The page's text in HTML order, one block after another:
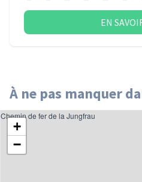
EN
À ne pas manquer
+
−
Chemin de fer de la Jungfrau